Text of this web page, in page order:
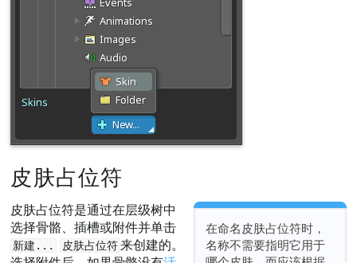
皮肤占位符
在命名皮肤占位符时，
名称不需要指明它用于
皮肤占位符是通过在层级树中
选择骨骼、插槽或附件并单击
新建... 皮肤占位符 来创建的。